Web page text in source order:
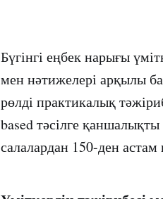
Бүгінгі еңбек нарығы
мен нәтижелері арқылы
рөлді практикалық
based тәсілге
салалардан 150-ден астам